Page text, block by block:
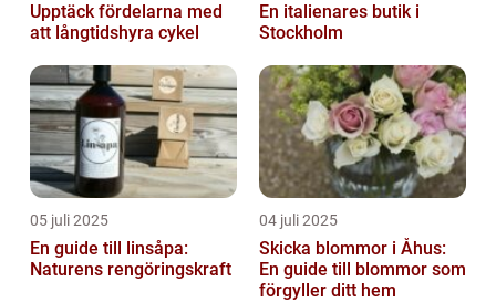
Upptäck fördelarna med
att långtidshyra cykel
En italienares butik i
Stockholm
05 juli 2025
En guide till linsåpa:
Naturens rengöringskraft
04 juli 2025
Skicka blommor i Åhus:
En guide till blommor som
förgyller ditt hem